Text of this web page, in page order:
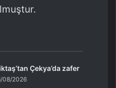
Çekya’da zafer
08/2026